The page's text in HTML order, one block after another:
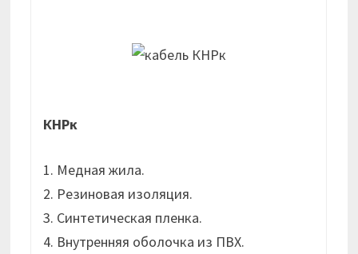
КНРк
1. Медная жила.
2. Резиновая изоляция.
3. Синтетическая пленка.
4. Внутренняя оболочка из ПВХ.